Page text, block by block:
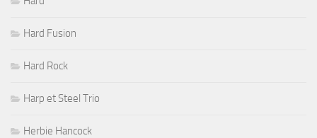
Hard Fusion
Hard Rock
Harp et Steel Trio
Herbie Hancock